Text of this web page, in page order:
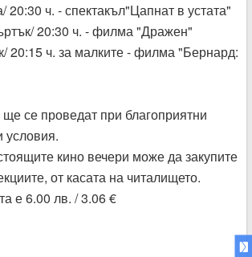
20:30 ч. - спектакъл"Цапнат в устата"
20:30 ч. - филма "Дражен"
20:15 ч. за малките - филма "Бернард:
се проведат при благоприятни
условия.
кино вечери може да закупите
от касата на читалището.
е 6.00 лв. / 3.06 €